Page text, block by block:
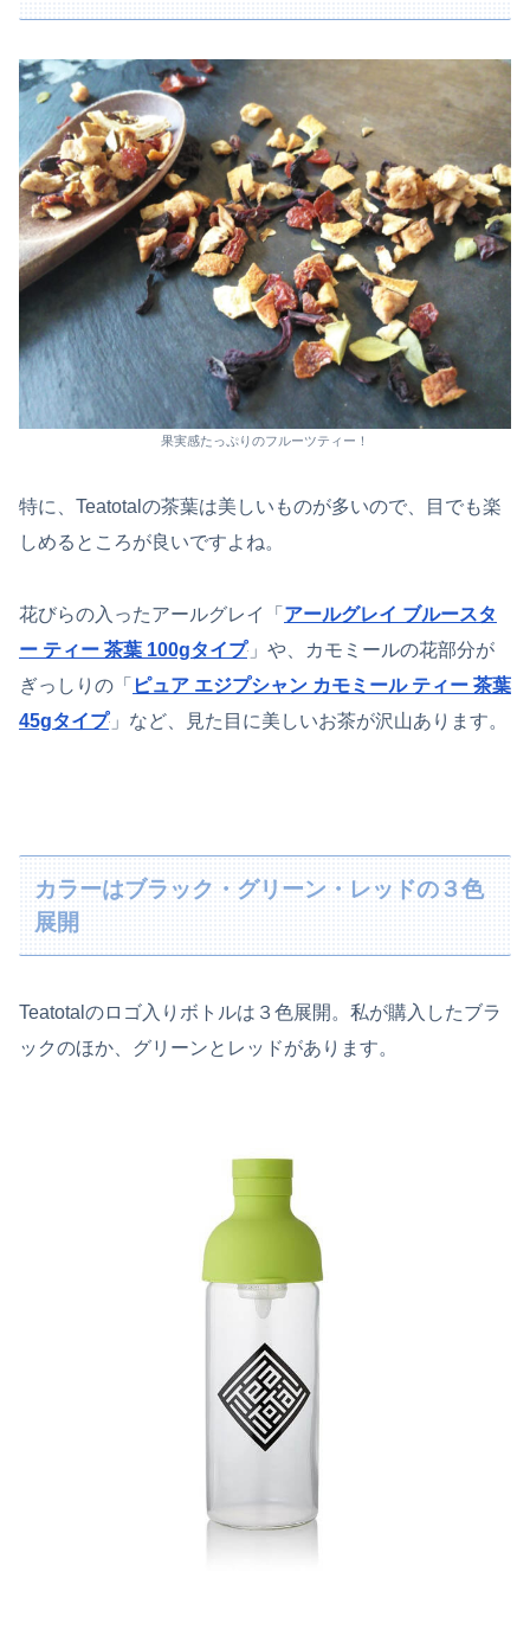
果実感たっぷりのフルーツティー！
特に、Teatotalの茶葉は美しいものが多いので、目でも楽
しめるところが良いですよね。
花びらの入ったアールグレイ「 アールグレイ ブルースタ
ー ティー 茶葉 100gタイプ 」や、カモミールの花部分が
ぎっしりの「 ピュア エジプシャン カモミール ティー 茶葉
45gタイプ 」など、見た目に美しいお茶が沢山あります。
カラーはブラック・グリーン・レッドの３色
展開
Teatotalのロゴ入りボトルは３色展開。私が購入したブラ
ックのほか、グリーンとレッドがあります。